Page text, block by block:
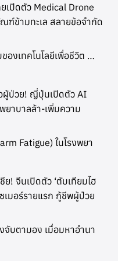
เปิดตัว Medical Drone
ฑ์ข้ามทะเล สลายข้อจำกัด
องเทคโนโลยีเพื่อชีวิต …
ผู้ป่วย! ญี่ปุ่นเปิดตัว AI
ยาบาลล้า-เพิ่มความ
Fatigue) ในโรงพยา
ย! จีนเปิดตัว ‘ตับเทียมไฮ
เมอร์รายแรก กู้ชีพผู้ป่วย
จับตามอง เมื่อมหาอำนา